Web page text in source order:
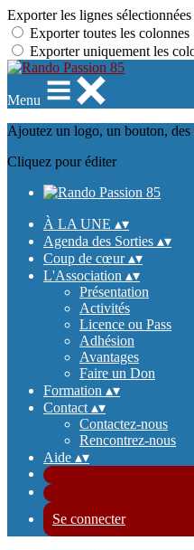
Exporter les lignes sélectionnées
Exporter toutes les colonnes
Exporter uniquement les
Menu
Ajoutez un logo, un bouton, des
Cliquez pour éditer
À LA UNE ▴▾
Agenda des Sorties ▴▾
Coup de cœur▴▾
L'Association ▴▾
Présentation
Activités
Licence ou Pass
Adhésion
Avantages
Faire un Don
Formation ▴▾
Contact ▴▾
Contactez-nous
Rencontrez-nous
Aide ▴▾
Se connecter